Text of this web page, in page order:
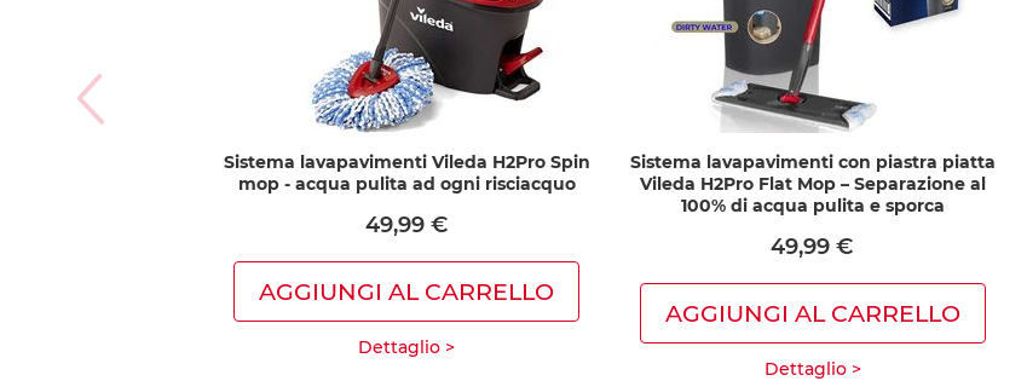
Sistema lavapavimenti Vileda H2Pro Spin
mop - acqua pulita ad ogni risciacquo
49,99 €
AGGIUNGI AL CARRELLO
Dettaglio >
Sistema lavapavimenti con piastra piatta
Vileda H2Pro Flat Mop – Separazione al
100% di acqua pulita e sporca
49,99 €
AGGIUNGI AL CARRELLO
Dettaglio >